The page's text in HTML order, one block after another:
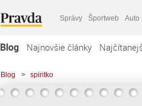
Správy Športweb Auto
Blog Najnovšie články
Blog > spiritko